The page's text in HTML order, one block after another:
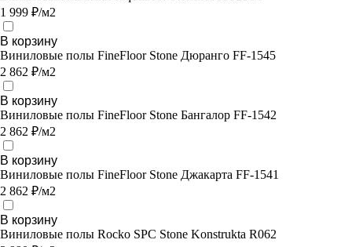
1 999 ₽/м2
В корзину
Виниловые полы FineFloor Stone Дюранго FF-1545
2 862 ₽/м2
В корзину
Виниловые полы FineFloor Stone Бангалор FF-1542
2 862 ₽/м2
В корзину
Виниловые полы FineFloor Stone Джакарта FF-1541
2 862 ₽/м2
В корзину
Виниловые полы Rocko SPC Stone Konstrukta R062